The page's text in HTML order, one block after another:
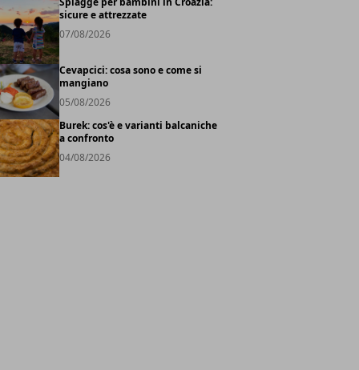
sicure e attrezzate
07/08/2026
Cevapcici: cosa sono e come si
mangiano
05/08/2026
Burek: cos'è e varianti balcaniche
a confronto
04/08/2026